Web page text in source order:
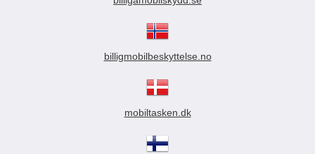
billigmobilbeskyttelse.no
mobiltasken.dk